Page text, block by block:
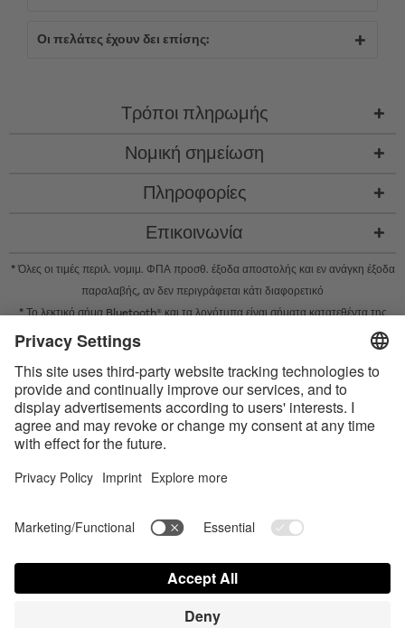
Οι πελάτες έχουν δει επίσης:
Τρόποι πληρωμής
Νομική σημείωση
Πληροφορίες
Επικοινωνία
* Όλες οι τιμές περιλ. νομιμ. ΦΠΑ προσθ. έξοδα αποστολής και εν ανάγκη έξοδα
παραλαβής, αν δεν περιγράφεται κάτι διαφορετικό
* Το λεκτικό σήμα Bluetooth® και τα λογότυπα είναι σήματα κατατεθέντα της
Bluetooth SIG, Inc. και η χρήση τέτοιων σημάτων από την Satisfyer GmbH
Το Apple, το λογότυπο Apple και το Apple Watch είναι εμπορικά σήματα της
Apple Inc. Το Google Play και το λογότυπο του Google Play είναι εμπορικά
σήματα της Google LLC.
Contact us today